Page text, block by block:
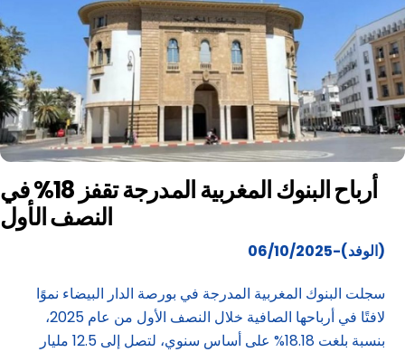
أرباح البنوك المغربية المدرجة تقفز 18% في
النصف الأول
(الوفد)-06/10/2025
سجلت البنوك المغربية المدرجة في بورصة الدار البيضاء نموًا
لافتًا في أرباحها الصافية خلال النصف الأول من عام 2025،
بنسبة بلغت 18.18% على أساس سنوي، لتصل إلى 12.5 مليار